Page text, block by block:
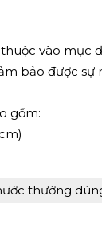
vào mục
bảo được
gồm:
thường